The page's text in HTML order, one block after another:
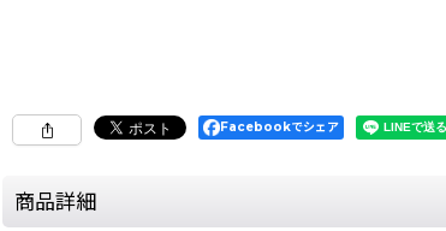
Facebookでシェア
商品詳細